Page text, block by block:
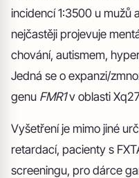
incidencí 1:3500 u mužů
nejčastěji projevuje
chování, autismem,
Jedná se o expanzi/
genu FMR1v oblasti
Vyšetření je mimo jiné
retardací, pacienty s
screeningu, pro dárce